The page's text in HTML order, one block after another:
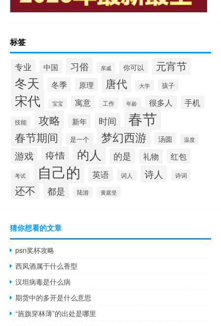
标签
专业 中国 习俗 亲戚 你可以 元宵节
冬天 冬季 原理 唐代 大学 孩子
宋代 宝宝 寓意 工作 年龄 很多人 手机
技能 攻略 新年 时间 春节
春节期间 是一个 梦幻西游 汤圆 温度
游戏 疫情 的人 的是 礼物 红包
考试 自己的 英语 词人 诗人 诗词
还不 都是 陆游 黄庭坚
猜你想看的文章
psn奖杯攻略
西凤酒属于什么香型
汉坦病毒是什么病
期货中的多开是什么意思
“旌旗穿林薄”的出处是哪里